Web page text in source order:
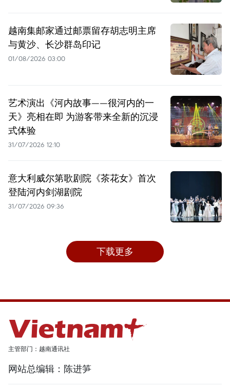
越南集邮家通过邮票留存胡志明主席
与黄沙、长沙群岛印记
01/08/2026 03:00
艺术演出《河内故事——很河内的一
天》亮相在即 为游客带来全新的沉浸
式体验
31/07/2026 12:10
意大利威尔第歌剧院《茶花女》首次
登陆河内剑湖剧院
31/07/2026 09:36
下载更多
主管部门：越南通讯社
网站总编辑：陈进笋